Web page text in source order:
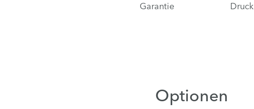
Garantie
Druck
Optionen